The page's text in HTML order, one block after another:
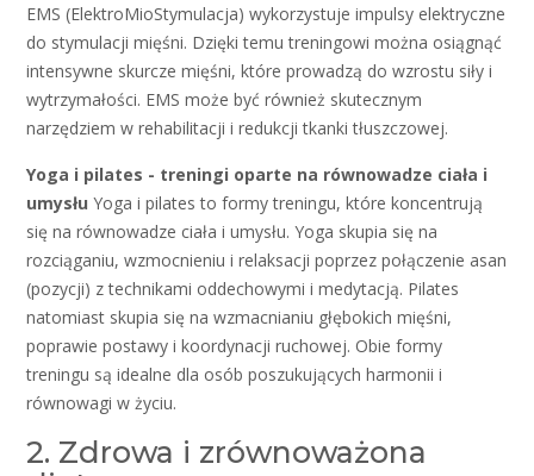
EMS (ElektroMioStymulacja) wykorzystuje impulsy elektryczne
do stymulacji mięśni. Dzięki temu treningowi można osiągnąć
intensywne skurcze mięśni, które prowadzą do wzrostu siły i
wytrzymałości. EMS może być również skutecznym
narzędziem w rehabilitacji i redukcji tkanki tłuszczowej.
Yoga i pilates - treningi oparte na równowadze ciała i
umysłu Yoga i pilates to formy treningu, które koncentrują
się na równowadze ciała i umysłu. Yoga skupia się na
rozciąganiu, wzmocnieniu i relaksacji poprzez połączenie asan
(pozycji) z technikami oddechowymi i medytacją. Pilates
natomiast skupia się na wzmacnianiu głębokich mięśni,
poprawie postawy i koordynacji ruchowej. Obie formy
treningu są idealne dla osób poszukujących harmonii i
równowagi w życiu.
2. Zdrowa i zrównoważona